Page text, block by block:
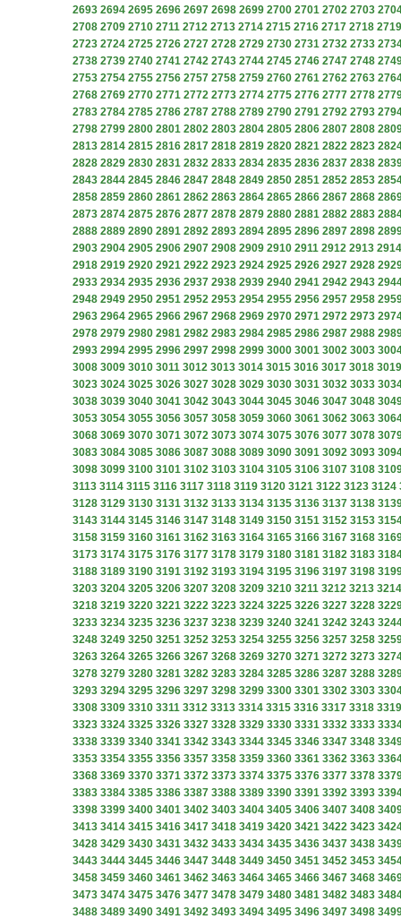
2693 2694 2695 2696 2697 2698 2699 2700 2701 2702 2703
2708 2709 2710 2711 2712 2713 2714 2715 2716 2717 2718 2719
2723 2724 2725 2726 2727 2728 2729 2730 2731 2732 2733
2738 2739 2740 2741 2742 2743 2744 2745 2746 2747 2748
2753 2754 2755 2756 2757 2758 2759 2760 2761 2762 2763
2768 2769 2770 2771 2772 2773 2774 2775 2776 2777 2778
2783 2784 2785 2786 2787 2788 2789 2790 2791 2792 2793
2798 2799 2800 2801 2802 2803 2804 2805 2806 2807 2808
2813 2814 2815 2816 2817 2818 2819 2820 2821 2822 2823
2828 2829 2830 2831 2832 2833 2834 2835 2836 2837 2838
2843 2844 2845 2846 2847 2848 2849 2850 2851 2852 2853
2858 2859 2860 2861 2862 2863 2864 2865 2866 2867 2868
2873 2874 2875 2876 2877 2878 2879 2880 2881 2882 2883
2888 2889 2890 2891 2892 2893 2894 2895 2896 2897 2898
2903 2904 2905 2906 2907 2908 2909 2910 2911 2912 2913 2914
2918 2919 2920 2921 2922 2923 2924 2925 2926 2927 2928
2933 2934 2935 2936 2937 2938 2939 2940 2941 2942 2943
2948 2949 2950 2951 2952 2953 2954 2955 2956 2957 2958
2963 2964 2965 2966 2967 2968 2969 2970 2971 2972 2973
2978 2979 2980 2981 2982 2983 2984 2985 2986 2987 2988
2993 2994 2995 2996 2997 2998 2999 3000 3001 3002 3003
3008 3009 3010 3011 3012 3013 3014 3015 3016 3017 3018 3019
3023 3024 3025 3026 3027 3028 3029 3030 3031 3032 3033
3038 3039 3040 3041 3042 3043 3044 3045 3046 3047 3048
3053 3054 3055 3056 3057 3058 3059 3060 3061 3062 3063
3068 3069 3070 3071 3072 3073 3074 3075 3076 3077 3078
3083 3084 3085 3086 3087 3088 3089 3090 3091 3092 3093
3098 3099 3100 3101 3102 3103 3104 3105 3106 3107 3108
3113 3114 3115 3116 3117 3118 3119 3120 3121 3122 3123 3124
3128 3129 3130 3131 3132 3133 3134 3135 3136 3137 3138
3143 3144 3145 3146 3147 3148 3149 3150 3151 3152 3153
3158 3159 3160 3161 3162 3163 3164 3165 3166 3167 3168
3173 3174 3175 3176 3177 3178 3179 3180 3181 3182 3183
3188 3189 3190 3191 3192 3193 3194 3195 3196 3197 3198
3203 3204 3205 3206 3207 3208 3209 3210 3211 3212 3213 3214
3218 3219 3220 3221 3222 3223 3224 3225 3226 3227 3228
3233 3234 3235 3236 3237 3238 3239 3240 3241 3242 3243
3248 3249 3250 3251 3252 3253 3254 3255 3256 3257 3258
3263 3264 3265 3266 3267 3268 3269 3270 3271 3272 3273
3278 3279 3280 3281 3282 3283 3284 3285 3286 3287 3288
3293 3294 3295 3296 3297 3298 3299 3300 3301 3302 3303
3308 3309 3310 3311 3312 3313 3314 3315 3316 3317 3318 3319
3323 3324 3325 3326 3327 3328 3329 3330 3331 3332 3333
3338 3339 3340 3341 3342 3343 3344 3345 3346 3347 3348
3353 3354 3355 3356 3357 3358 3359 3360 3361 3362 3363
3368 3369 3370 3371 3372 3373 3374 3375 3376 3377 3378
3383 3384 3385 3386 3387 3388 3389 3390 3391 3392 3393
3398 3399 3400 3401 3402 3403 3404 3405 3406 3407 3408
3413 3414 3415 3416 3417 3418 3419 3420 3421 3422 3423
3428 3429 3430 3431 3432 3433 3434 3435 3436 3437 3438
3443 3444 3445 3446 3447 3448 3449 3450 3451 3452 3453
3458 3459 3460 3461 3462 3463 3464 3465 3466 3467 3468
3473 3474 3475 3476 3477 3478 3479 3480 3481 3482 3483
3488 3489 3490 3491 3492 3493 3494 3495 3496 3497 3498